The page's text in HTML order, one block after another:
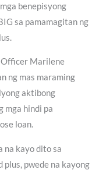
benepisyong
sa pamamagitan ng
Officer Marilene
ng mas maraming
aktibong
mga hindi pa
loan.
na kayo dito sa
plus, pwede na kayong